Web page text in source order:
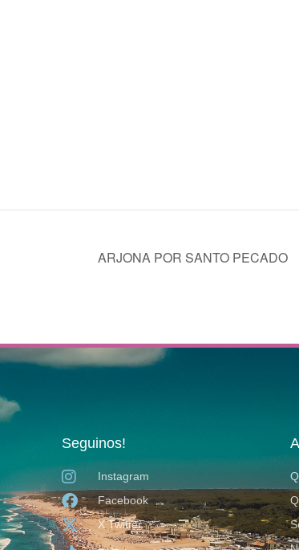
ARJONA POR SANTO PECADO
Seguinos!
Instagram
Facebook
X Twitter